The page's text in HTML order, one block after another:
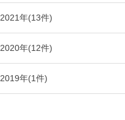
2021年(13件)
2020年(12件)
2019年(1件)